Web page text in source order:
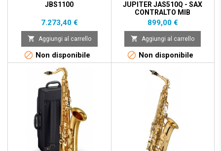
JBS1100
Prezzo
7.273,40 €
 Aggiungi al carrello
 Non disponibile
JUPITER JAS510Q - SAX
CONTRALTO MIB
Prezzo
899,00 €
 Aggiungi al carrello
 Non disponibile